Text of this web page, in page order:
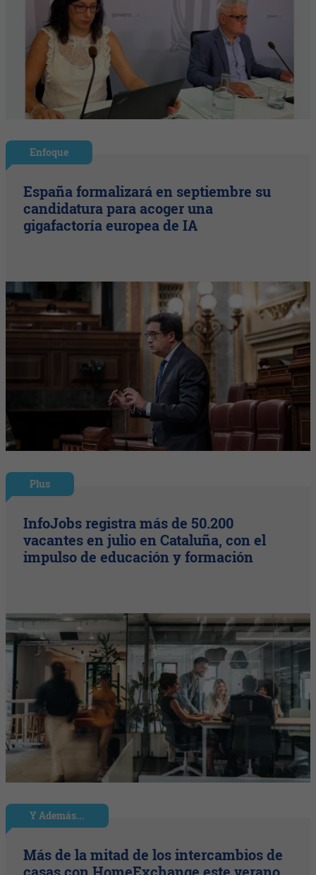
Enfoque
España formalizará en septiembre su
candidatura para acoger una
gigafactoría europea de IA
Plus
InfoJobs registra más de 50.200
vacantes en julio en Cataluña, con el
impulso de educación y formación
Y Además...
Más de la mitad de los intercambios de